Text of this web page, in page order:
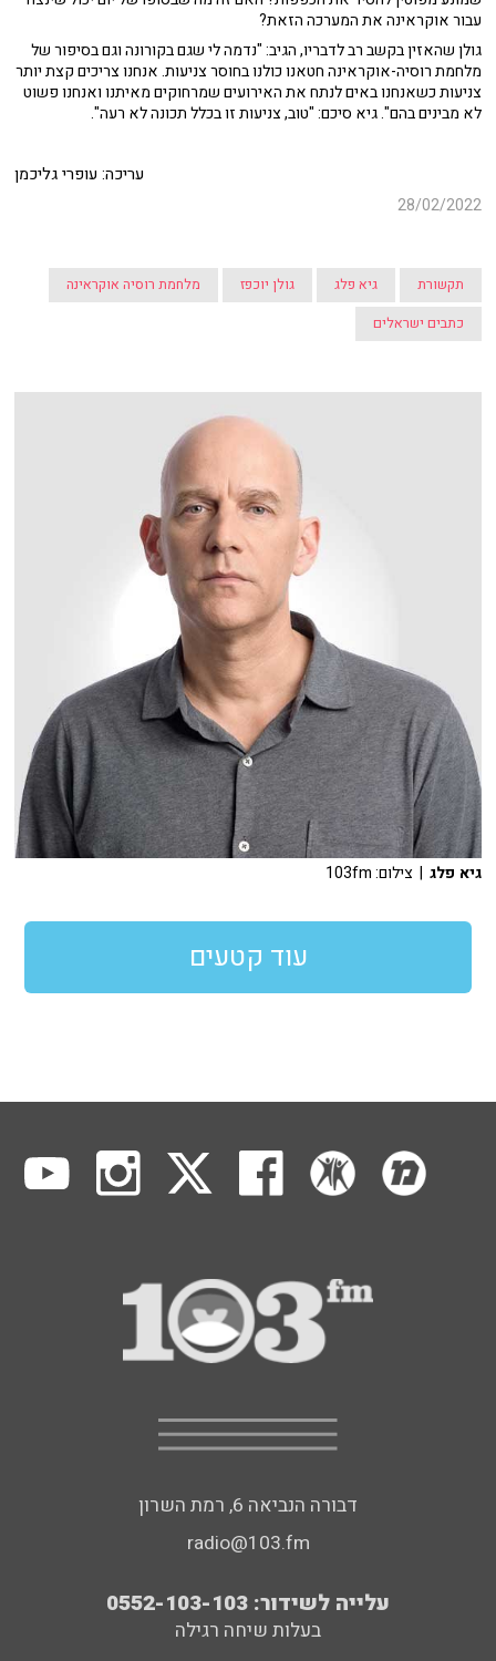
עבור אוקראינה את המערכה הזאת?
גולן שהאזין בקשב רב לדבריו, הגיב: "נדמה לי שגם בקורונה וגם בסיפור של
מלחמת רוסיה-אוקראינה חטאנו כולנו בחוסר צניעות. אנחנו צריכים קצת יותר
צניעות כשאנחנו באים לנתח את האירועים שמרחוקים מאיתנו ואנחנו פשוט
לא מבינים בהם". גיא סיכם: "טוב, צניעות זו בכלל תכונה לא רעה".
עריכה: עופרי גליכמן
28/02/2022
תקשורת גיא פלג גולן יוכפז
מלחמת רוסיה אוקראינה
כתבים ישראלים
גיא פלג | צילום: 103fm
עוד קטעים
דבורה הנביאה 6, רמת השרון
radio@103.fm
עלייה לשידור: 0552-103-103
בעלות שיחה רגילה